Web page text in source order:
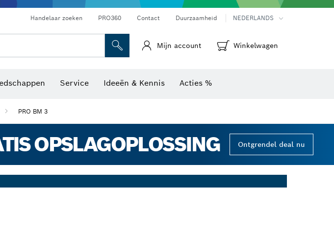
Handelaar zoeken PRO360 Contact Duurzaamheid NEDERLANDS
Mijn account Winkelwagen
Service Ideeën & Kennis Acties %
PRO BM 3
OPSLAGOPLOSSING Ontgrendel deal nu